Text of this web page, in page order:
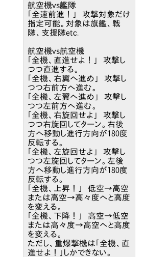
航空機vs艦隊
「全速前進！」 攻撃対象だけ
指定可能。対象は旗艦、戦
隊、支援隊etc.
航空機vs航空機
「全機、直進せよ！」 攻撃し
つつ直進する。
「全機、右翼へ進め」 攻撃し
つつ右前方へ進む。
「全機、左翼へ進め」 攻撃し
つつ左前方へ進む。
「全機、右旋回せよ」 攻撃し
つつ右旋回してターン。右後
方へ移動し進行方向が180度
反転する。
「全機、左旋回せよ」 攻撃し
つつ左旋回してターン。左後
方へ移動し進行方向が180度
反転する。
「全機、上昇！」 低空→高空
または高空→高々度へと高度
を変える。
「全機、下降！」 高空→低空
または高々度→高空へと高度
を変える。
ただし、重爆撃機は「全機、直
進せよ！」しかできない。